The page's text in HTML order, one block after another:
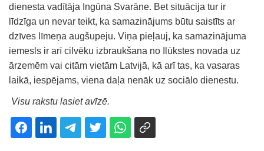
dienesta vadītāja Ingūna Svarāne. Bet situācija tur ir
līdzīga un nevar teikt, ka samazinājums būtu saistīts ar
dzīves līmeņa augšupeju. Viņa pieļauj, ka samazinājuma
iemesls ir arī cilvēku izbraukšana no Ilūkstes novada uz
ārzemēm vai citām vietām Latvijā, kā arī tas, ka vasaras
laikā, iespējams, viena daļa nenāk uz sociālo dienestu.
Visu rakstu lasiet avīzē.